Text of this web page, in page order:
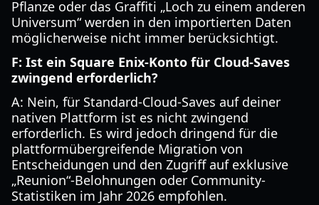
Pflanze oder das Graffiti „Loch zu einem anderen
Universum“ werden in den importierten Daten
möglicherweise nicht immer berücksichtigt.
F: Ist ein Square Enix-Konto für Cloud-Saves
zwingend erforderlich?
A: Nein, für Standard-Cloud-Saves auf deiner
nativen Plattform ist es nicht zwingend
erforderlich. Es wird jedoch dringend für die
plattformübergreifende Migration von
Entscheidungen und den Zugriff auf exklusive
„Reunion“-Belohnungen oder Community-
Statistiken im Jahr 2026 empfohlen.